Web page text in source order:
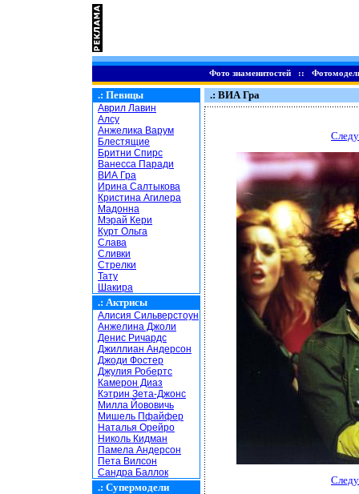
Фото знаменитостей::
.: Певицы
Аврил Лавин
Алсу
Анжелика Варум
Блестящие
Бритни Спирс
Ванесса Паради
ВИА Гра
Ирина Салтыкова
Кристина Агилера
Мадонна
Мэрай Кери
Курт Ольга
Слава
Сливки
Стрелки
Тату
Шакира
.: Актрисы
Алисия Сильверстоун
Анжелина Джоли
Денис Ричардс
Джиллиан Андерсон
Джоди Фостер
Джулия Робертс
Камерон Диаз
Кэтрин Зета-Джонс
Милла Йововичь
Мишель Пфайфер
Наталья Орейро
Николь Кидман
Памела Андерсон
Пета Вилсон
Сандра Баллок
.: Супермодели
.: ВИА Гра